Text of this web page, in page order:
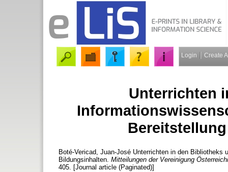
Login Create
Unterrichten
Boté-Vericad, Juan-José Unterrichten in den Bibliotheks
Bildungsinhalten. Mitteilungen der Vereinigung
405. [Journal article (Paginated)]